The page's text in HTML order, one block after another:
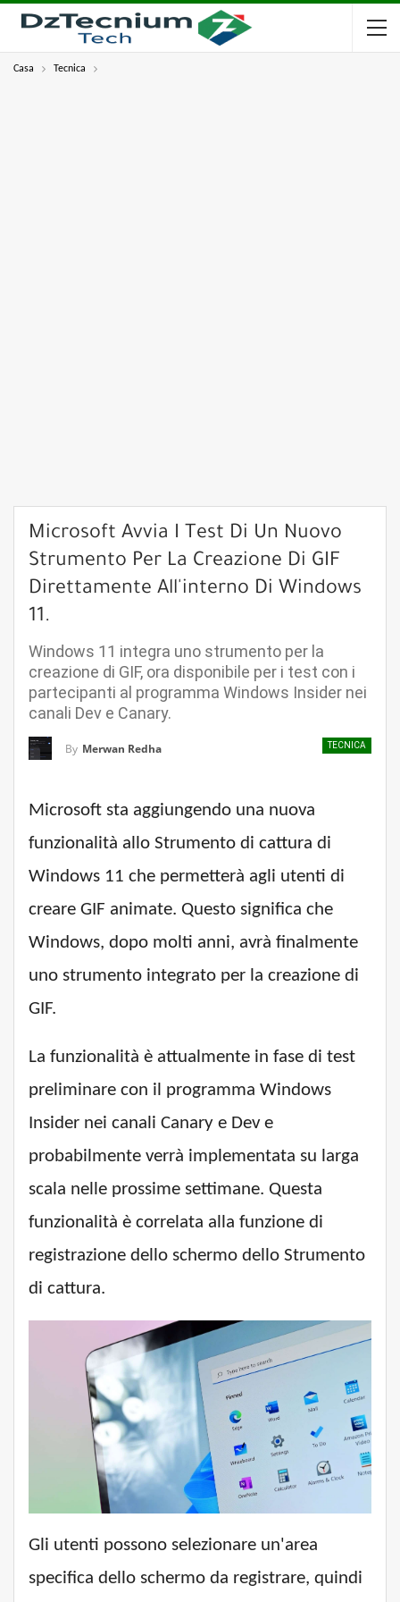
Casa Tecnica
Microsoft Avvia I Test Di Un Nuovo
Strumento Per La Creazione Di GIF
Direttamente All'interno Di Windows
11.
Windows 11 integra uno strumento per la
creazione di GIF, ora disponibile per i test con i
partecipanti al programma Windows Insider nei
canali Dev e Canary.
TECNICA
By Merwan Redha
Microsoft sta aggiungendo una nuova
funzionalità allo Strumento di cattura di
Windows 11 che permetterà agli utenti di
creare GIF animate. Questo significa che
Windows, dopo molti anni, avrà finalmente
uno strumento integrato per la creazione di
GIF.
La funzionalità è attualmente in fase di test
preliminare con il programma Windows
Insider nei canali Canary e Dev e
probabilmente verrà implementata su larga
scala nelle prossime settimane. Questa
funzionalità è correlata alla funzione di
registrazione dello schermo dello Strumento
di cattura.
Gli utenti possono selezionare un'area
specifica dello schermo da registrare, quindi